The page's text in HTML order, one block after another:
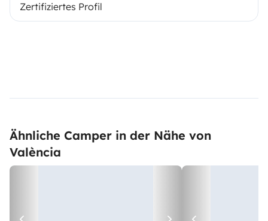
Zertifiziertes Profil
Ähnliche Camper in der Nähe von
València